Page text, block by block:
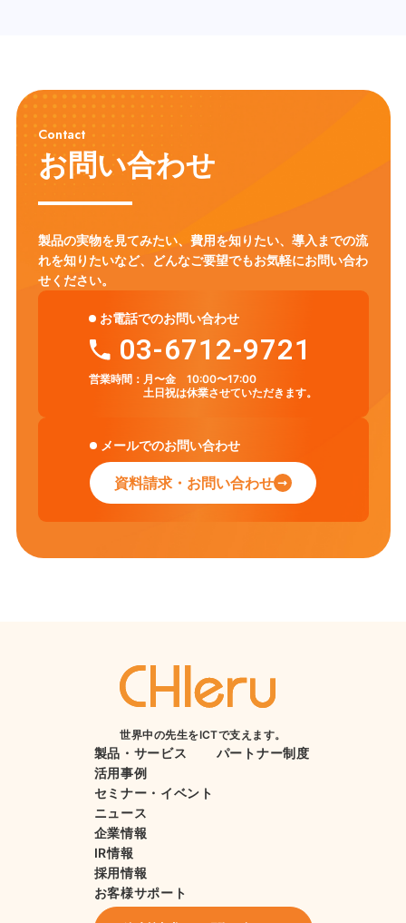
Contact
お問い合わせ
製品の実物を見てみたい、費用を知りたい、導入までの流
れを知りたいなど、
どんなご要望でもお気軽にお問い合わ
せください。
お電話でのお問い合わせ
03-6712-9721
営業時間： 月〜金 10:00〜17:00
土日祝は休業させていただきます。
メールでのお問い合わせ
資料請求・お問い合わせ
世界中の先生をICTで支えます。
製品・サービス
活用事例
セミナー・イベント
ニュース
企業情報
IR情報
採用情報
お客様サポート
パートナー制度